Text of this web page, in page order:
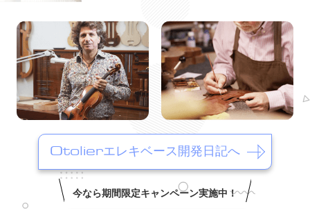
Otolierエレキベース開発日記へ
今なら期間限定キャンペーン実施中！